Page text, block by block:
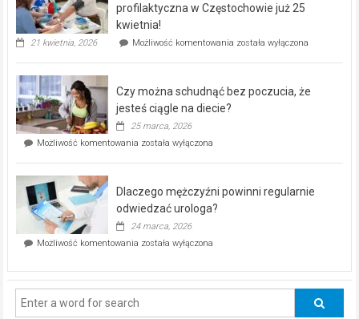
dla
profilaktyczna w Częstochowie już 25
kwietnia!
21 kwietnia, 2026 Możliwość komentowania „Zdrowie
bezpłatna
została wyłączona
Czy można schudnąć bez poczucia, że
jesteś ciągle na diecie?
25 marca, 2026
Możliwość komentowania Czy
poczucia,
że
ciągle
na
została wyłączona
Dlaczego mężczyźni powinni regularnie
odwiedzać urologa?
24 marca, 2026
Możliwość komentowania Dlaczego
regularnie
została wyłączona